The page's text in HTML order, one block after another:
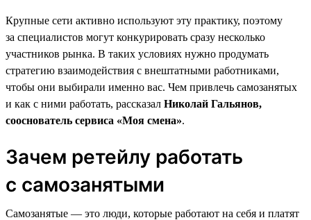
Крупные сети активно используют эту практику, поэтому
за специалистов могут конкурировать сразу несколько
участников рынка. В таких условиях нужно продумать
стратегию взаимодействия с внештатными работниками,
чтобы они выбирали именно вас. Чем привлечь самозанятых
и как с ними работать, рассказал Николай Гальянов,
сооснователь сервиса «Моя смена».
Зачем ретейлу работать
с самозанятыми
Самозанятые — это люди, которые работают на себя и платят